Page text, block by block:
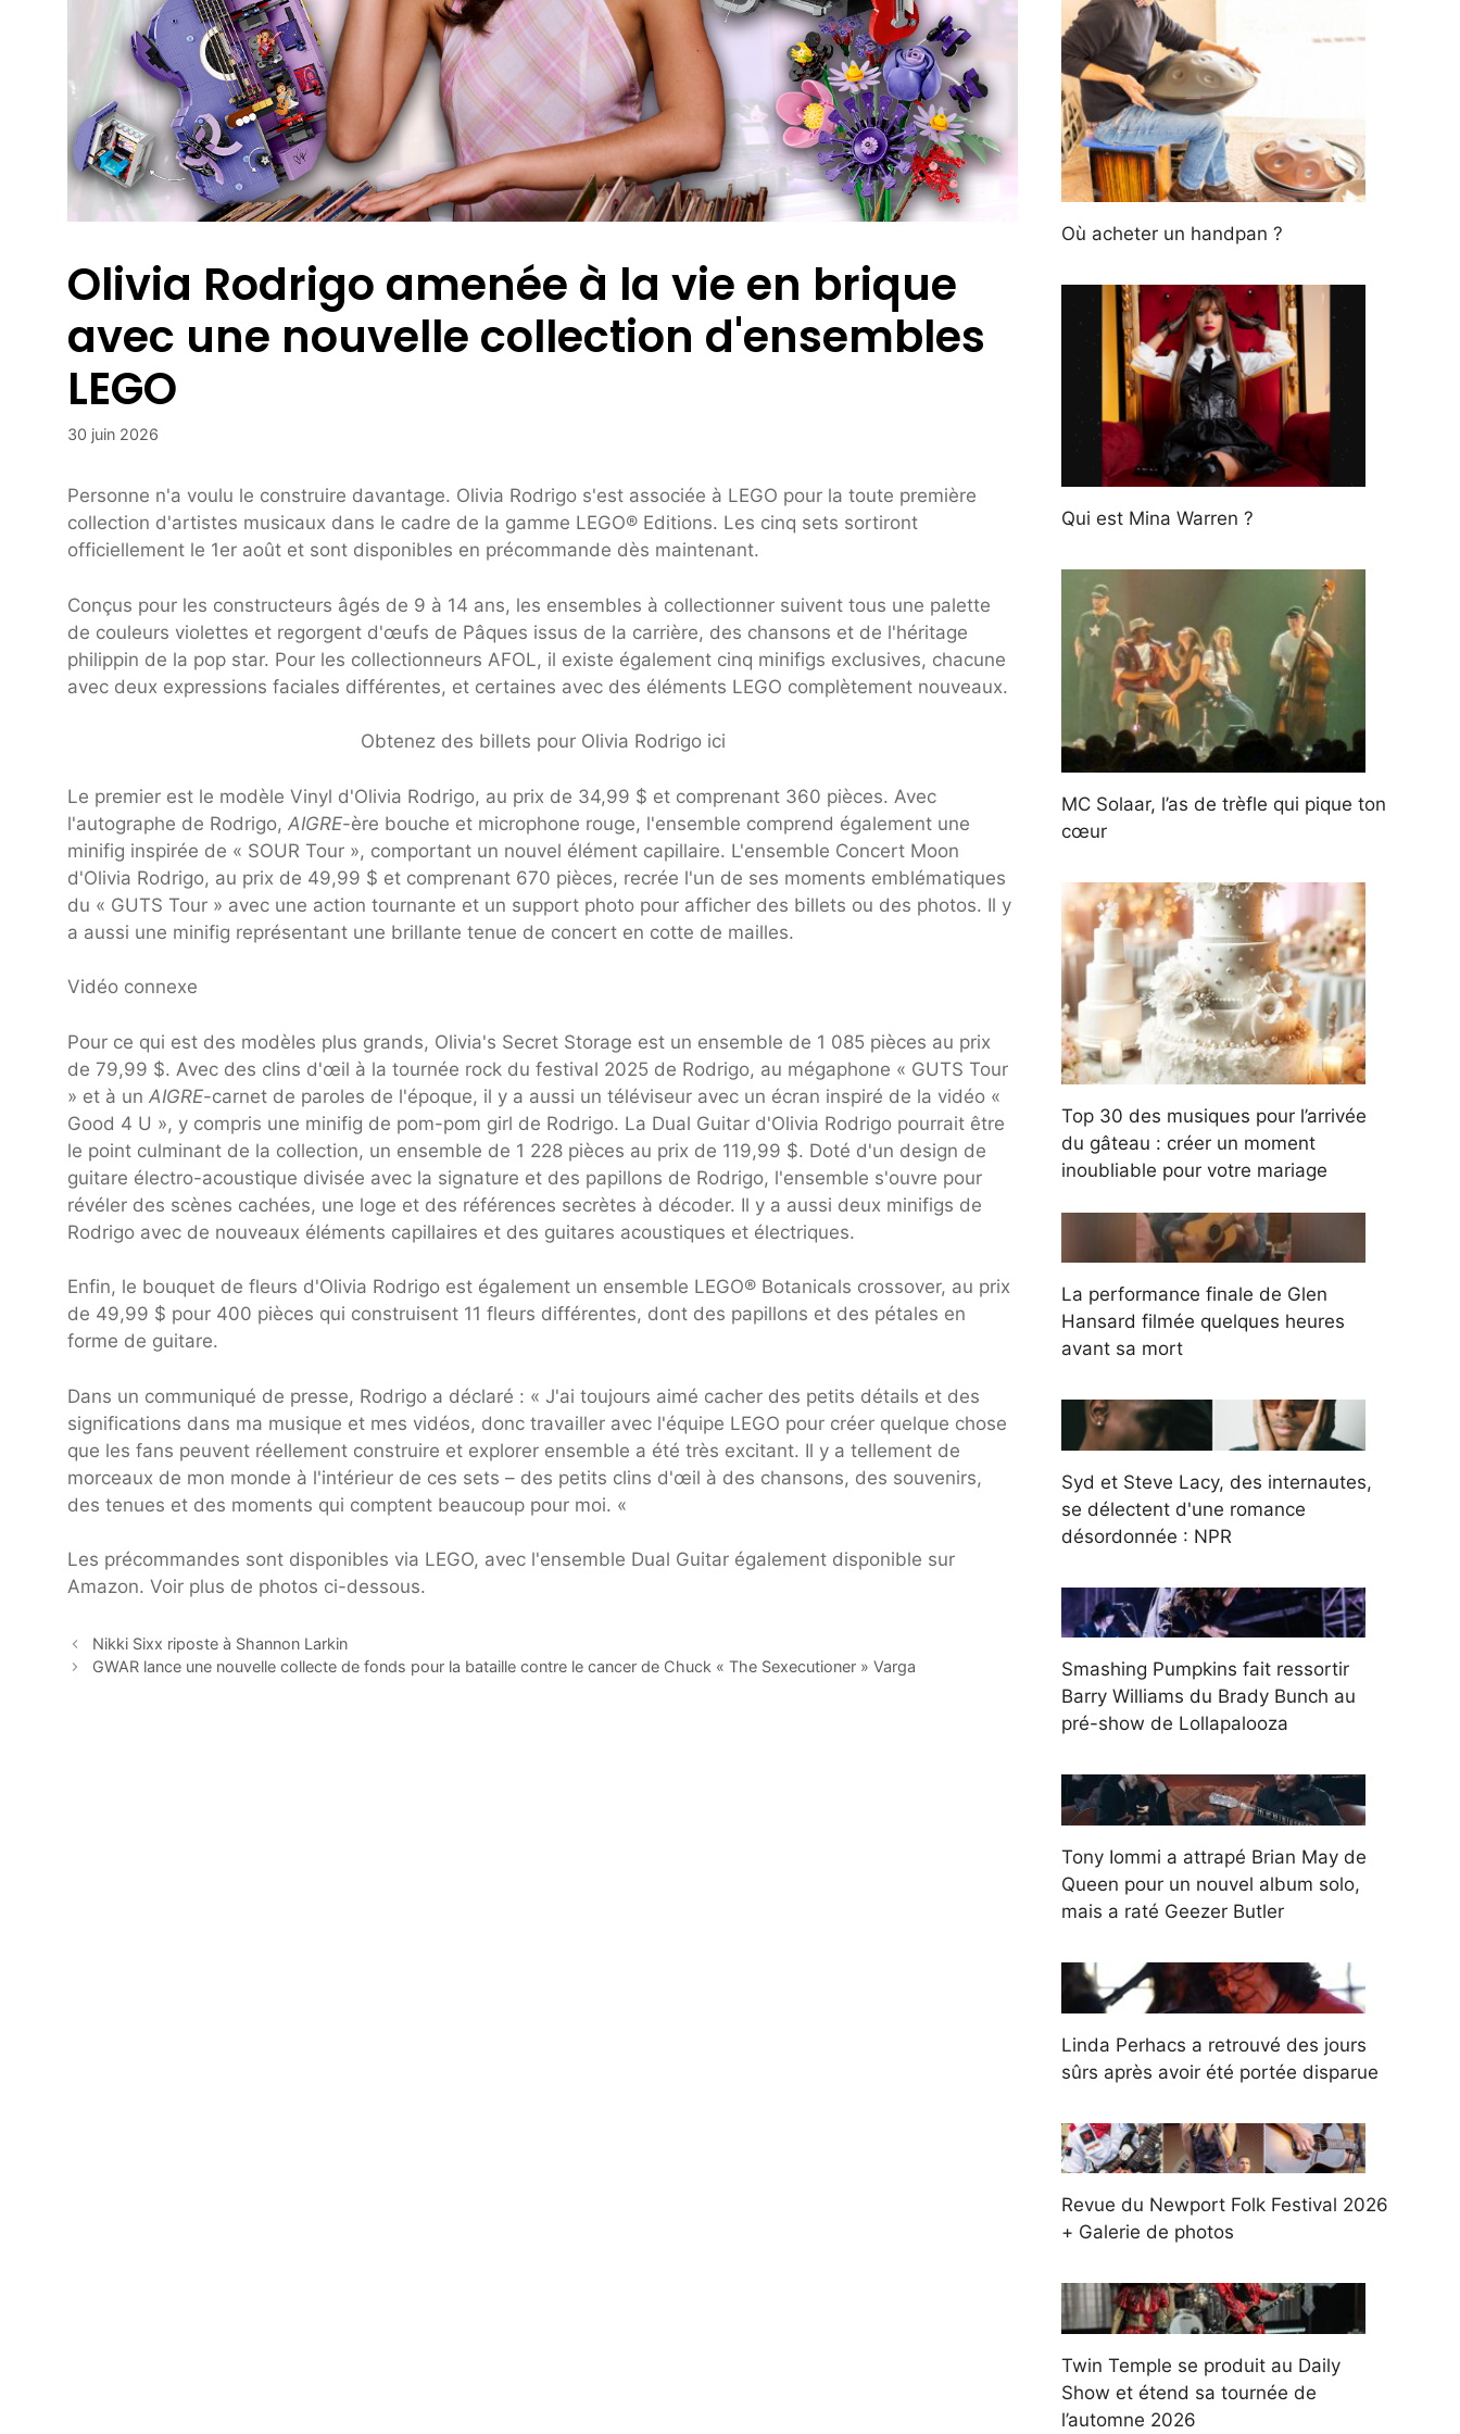
Olivia Rodrigo amenée à la vie en brique
avec une nouvelle collection d'ensembles
LEGO
30 juin 2026
Personne n'a voulu le construire davantage. Olivia Rodrigo s'est associée à LEGO pour la toute première
collection d'artistes musicaux dans le cadre de la gamme LEGO® Editions. Les cinq sets sortiront
officiellement le 1er août et sont disponibles en précommande dès maintenant.
Conçus pour les constructeurs âgés de 9 à 14 ans, les ensembles à collectionner suivent tous une palette
de couleurs violettes et regorgent d'œufs de Pâques issus de la carrière, des chansons et de l'héritage
philippin de la pop star. Pour les collectionneurs AFOL, il existe également cinq minifigs exclusives, chacune
avec deux expressions faciales différentes, et certaines avec des éléments LEGO complètement nouveaux.
Obtenez des billets pour Olivia Rodrigo ici
Le premier est le modèle Vinyl d'Olivia Rodrigo, au prix de 34,99 $ et comprenant 360 pièces. Avec
l'autographe de Rodrigo, AIGRE-ère bouche et microphone rouge, l'ensemble comprend également une
minifig inspirée de « SOUR Tour », comportant un nouvel élément capillaire. L'ensemble Concert Moon
d'Olivia Rodrigo, au prix de 49,99 $ et comprenant 670 pièces, recrée l'un de ses moments emblématiques
du « GUTS Tour » avec une action tournante et un support photo pour afficher des billets ou des photos. Il y
a aussi une minifig représentant une brillante tenue de concert en cotte de mailles.
Vidéo connexe
Pour ce qui est des modèles plus grands, Olivia's Secret Storage est un ensemble de 1 085 pièces au prix
de 79,99 $. Avec des clins d'œil à la tournée rock du festival 2025 de Rodrigo, au mégaphone « GUTS Tour
» et à un AIGRE-carnet de paroles de l'époque, il y a aussi un téléviseur avec un écran inspiré de la vidéo «
Good 4 U », y compris une minifig de pom-pom girl de Rodrigo. La Dual Guitar d'Olivia Rodrigo pourrait être
le point culminant de la collection, un ensemble de 1 228 pièces au prix de 119,99 $. Doté d'un design de
guitare électro-acoustique divisée avec la signature et des papillons de Rodrigo, l'ensemble s'ouvre pour
révéler des scènes cachées, une loge et des références secrètes à décoder. Il y a aussi deux minifigs de
Rodrigo avec de nouveaux éléments capillaires et des guitares acoustiques et électriques.
Enfin, le bouquet de fleurs d'Olivia Rodrigo est également un ensemble LEGO® Botanicals crossover, au prix
de 49,99 $ pour 400 pièces qui construisent 11 fleurs différentes, dont des papillons et des pétales en
forme de guitare.
Dans un communiqué de presse, Rodrigo a déclaré : « J'ai toujours aimé cacher des petits détails et des
significations dans ma musique et mes vidéos, donc travailler avec l'équipe LEGO pour créer quelque chose
que les fans peuvent réellement construire et explorer ensemble a été très excitant. Il y a tellement de
morceaux de mon monde à l'intérieur de ces sets – des petits clins d'œil à des chansons, des souvenirs,
des tenues et des moments qui comptent beaucoup pour moi. «
Les précommandes sont disponibles via LEGO, avec l'ensemble Dual Guitar également disponible sur
Amazon. Voir plus de photos ci-dessous.
Nikki Sixx riposte à Shannon Larkin
GWAR lance une nouvelle collecte de fonds pour la bataille contre le cancer de Chuck « The Sexecutioner » Varga
Où acheter un handpan ?
Qui est Mina Warren ?
MC Solaar, l’as de trèfle qui pique ton
cœur
Top 30 des musiques pour l’arrivée
du gâteau : créer un moment
inoubliable pour votre mariage
La performance finale de Glen
Hansard filmée quelques heures
avant sa mort
Syd et Steve Lacy, des internautes,
se délectent d'une romance
désordonnée : NPR
Smashing Pumpkins fait ressortir
Barry Williams du Brady Bunch au
pré-show de Lollapalooza
Tony Iommi a attrapé Brian May de
Queen pour un nouvel album solo,
mais a raté Geezer Butler
Linda Perhacs a retrouvé des jours
sûrs après avoir été portée disparue
Revue du Newport Folk Festival 2026
+ Galerie de photos
Twin Temple se produit au Daily
Show et étend sa tournée de
l’automne 2026